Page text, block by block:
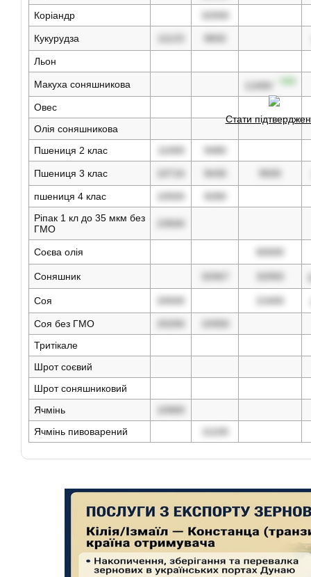
Коріандр
32000
Кукурудза 9692
Льон
Макуха соняшникова 11000
Овес
Олія соняшникова
Пшениця 2 клас
11000 9480
Пшениця 3 клас 10716 9430 9500
пшениця 4 клас 10500
9280
Ріпак 1 кл до 35 мкм без
ГМО
23500
Соєва олія 60000
Соняшник 32067 32050
Соя 20500 21600
Соя без ГМО
20200
19350
Тритікале
Шрот соєвий
Шрот соняшниковий
Ячмінь
10900
Ячмінь пивоварений
11100
Стати